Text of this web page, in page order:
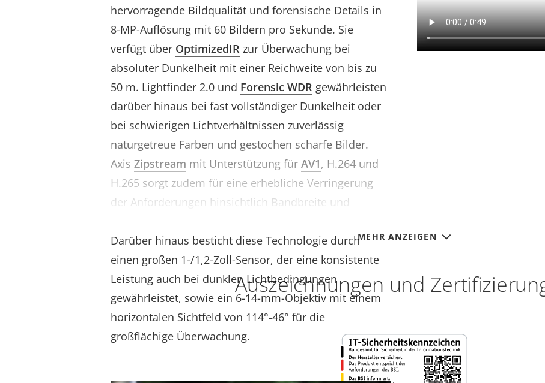
MEHR ANZEIGEN
hervorragende Bildqualität und forensische Details in
8-MP-Auflösung mit 60 Bildern pro Sekunde. Sie
verfügt über OptimizedIR zur Überwachung bei
absoluter Dunkelheit mit einer Reichweite von bis zu
50 m. Lightfinder 2.0 und Forensic WDR gewährleisten
darüber hinaus bei fast vollständiger Dunkelheit oder
bei schwierigen Lichtverhältnissen zuverlässig
naturgetreue Farben und gestochen scharfe Bilder.
Axis Zipstream mit Unterstützung für AV1, H.264 und
H.265 sorgt zudem für eine erhebliche Verringerung
der Anforderungen hinsichtlich Bandbreite und
Darüber hinaus besticht diese Technologie durch
einen großen 1-/1,2-Zoll-Sensor, der eine konsistente
Leistung auch bei dunklen Lichtbedingungen
gewährleistet, sowie ein 6-14-mm-Objektiv mit einem
horizontalen Sichtfeld von 114°-46° für die
großflächige Überwachung.
Auszeichnungen und